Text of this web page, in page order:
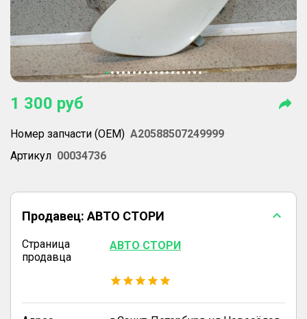
1 300 руб
Номер запчасти (OEM) A20588507249999
Артикул 00034736
Продавец: АВТО СТОРИ
Страница
продавца
АВТО СТОРИ